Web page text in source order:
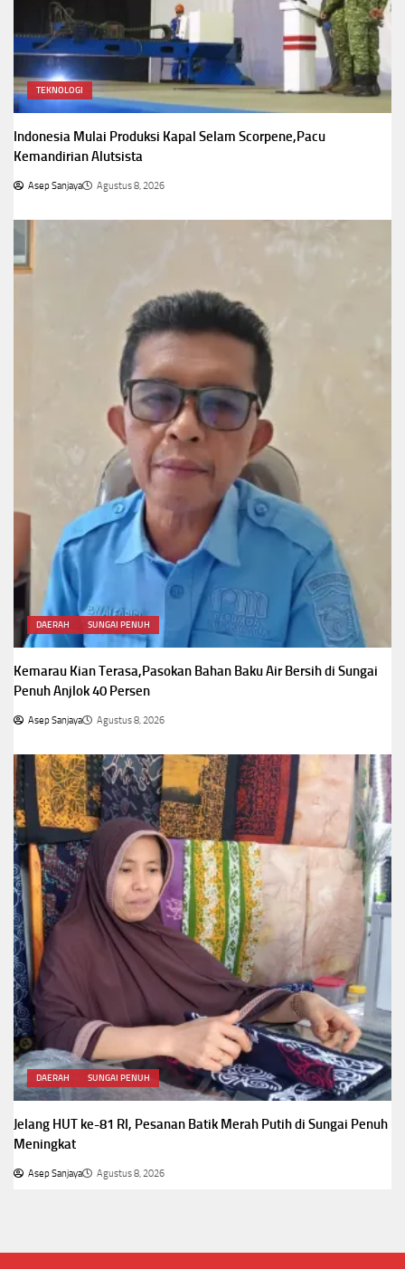
TEKNOLOGI
Indonesia Mulai Produksi Kapal Selam Scorpene,Pacu
Kemandirian Alutsista
Asep Sanjaya Agustus 8, 2026
DAERAH SUNGAI PENUH
Kemarau Kian Terasa,Pasokan Bahan Baku Air Bersih di Sungai
Penuh Anjlok 40 Persen
Asep Sanjaya Agustus 8, 2026
DAERAH SUNGAI PENUH
Jelang HUT ke-81 RI, Pesanan Batik Merah Putih di Sungai Penuh
Meningkat
Asep Sanjaya Agustus 8, 2026